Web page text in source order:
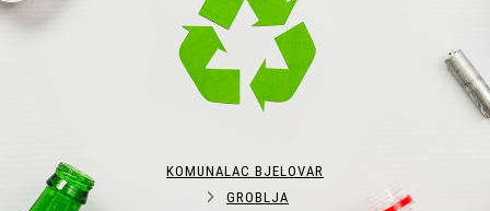
KOMUNALAC BJELOVAR
GROBLJA